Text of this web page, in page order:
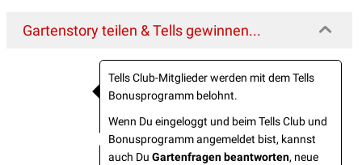
Gartenstory teilen & Tells gewinnen...
Tells Club-Mitglieder werden mit dem Tells
Bonusprogramm belohnt.
Wenn Du eingeloggt und beim Tells Club und
Bonusprogramm angemeldet bist, kannst
auch Du Gartenfragen beantworten, neue